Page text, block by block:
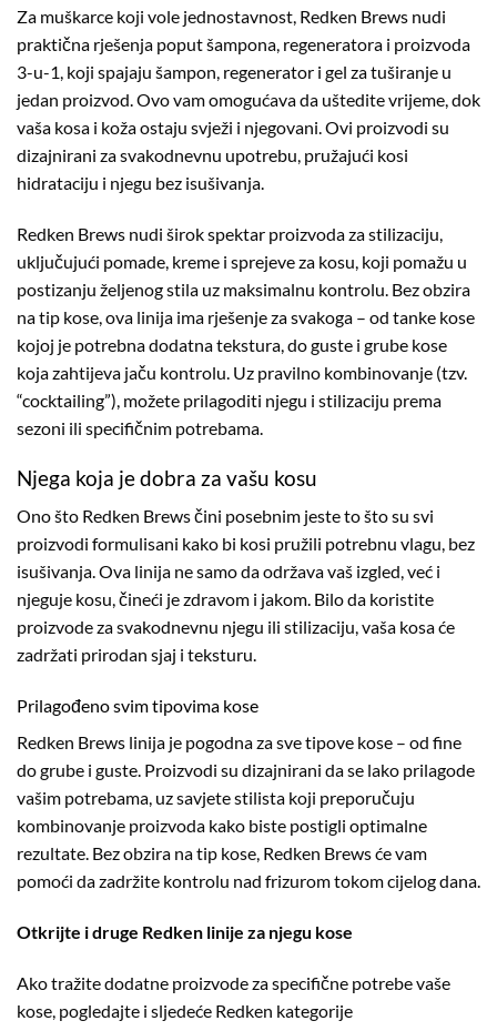
Za muškarce koji vole jednostavnost, Redken Brews nudi
praktična rješenja poput šampona, regeneratora i proizvoda
3-u-1, koji spajaju šampon, regenerator i gel za tuširanje u
jedan proizvod. Ovo vam omogućava da uštedite vrijeme, dok
vaša kosa i koža ostaju svježi i njegovani. Ovi proizvodi su
dizajnirani za svakodnevnu upotrebu, pružajući kosi
hidrataciju i njegu bez isušivanja.
Redken Brews nudi širok spektar proizvoda za stilizaciju,
uključujući pomade, kreme i sprejeve za kosu, koji pomažu u
postizanju željenog stila uz maksimalnu kontrolu. Bez obzira
na tip kose, ova linija ima rješenje za svakoga – od tanke kose
kojoj je potrebna dodatna tekstura, do guste i grube kose
koja zahtijeva jaču kontrolu. Uz pravilno kombinovanje (tzv.
“cocktailing”), možete prilagoditi njegu i stilizaciju prema
sezoni ili specifičnim potrebama.
Njega koja je dobra za vašu kosu
Ono što Redken Brews čini posebnim jeste to što su svi
proizvodi formulisani kako bi kosi pružili potrebnu vlagu, bez
isušivanja. Ova linija ne samo da održava vaš izgled, već i
njeguje kosu, čineći je zdravom i jakom. Bilo da koristite
proizvode za svakodnevnu njegu ili stilizaciju, vaša kosa će
zadržati prirodan sjaj i teksturu.
Prilagođeno svim tipovima kose
Redken Brews linija je pogodna za sve tipove kose – od fine
do grube i guste. Proizvodi su dizajnirani da se lako prilagode
vašim potrebama, uz savjete stilista koji preporučuju
kombinovanje proizvoda kako biste postigli optimalne
rezultate. Bez obzira na tip kose, Redken Brews će vam
pomoći da zadržite kontrolu nad frizurom tokom cijelog dana.
Otkrijte i druge Redken linije za njegu kose
Ako tražite dodatne proizvode za specifične potrebe vaše
kose, pogledajte i sljedeće Redken kategorije